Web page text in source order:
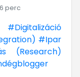
perc
#Digitalizáció
#Ipar
(Research)